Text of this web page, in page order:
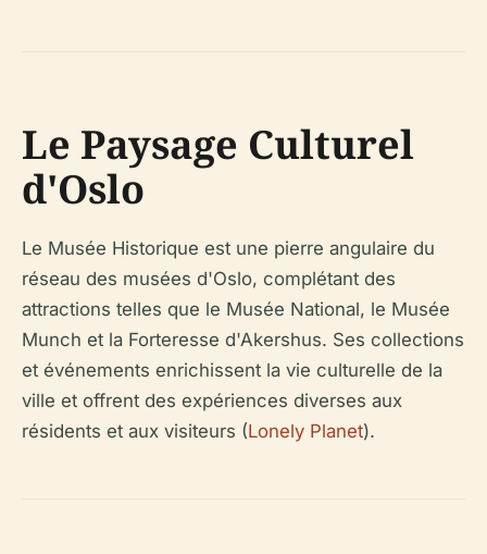
Le Paysage Culturel
d'Oslo
Le Musée Historique est une pierre angulaire du
réseau des musées d'Oslo, complétant des
attractions telles que le Musée National, le Musée
Munch et la Forteresse d'Akershus. Ses collections
et événements enrichissent la vie culturelle de la
ville et offrent des expériences diverses aux
résidents et aux visiteurs (Lonely Planet).